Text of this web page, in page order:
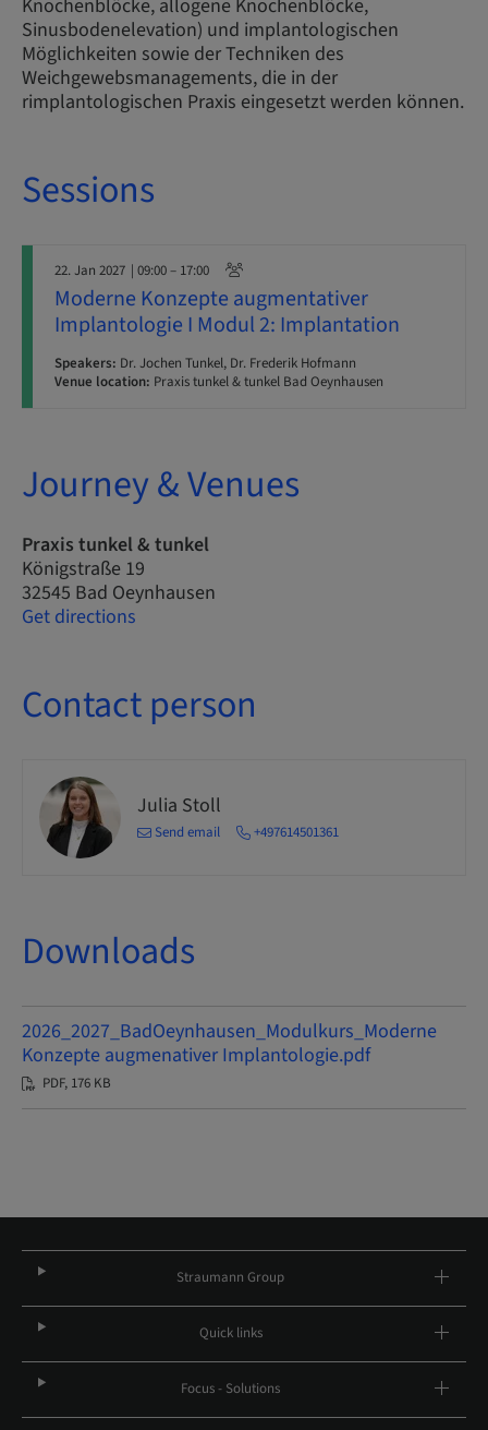
Knochenblöcke, allogene Knochenblöcke,
Sinusbodenelevation) und implantologischen
Möglichkeiten sowie der Techniken des
Weichgewebsmanagements, die in der
rimplantologischen Praxis eingesetzt werden können.
Sessions
22. Jan 2027 | 09:00 – 17:00
Moderne Konzepte augmentativer
Implantologie I Modul 2: Implantation
Speakers: Dr. Jochen Tunkel, Dr. Frederik Hofmann
Venue location: Praxis tunkel & tunkel Bad Oeynhausen
Journey & Venues
Praxis tunkel & tunkel
Königstraße 19
32545 Bad Oeynhausen
Get directions
Contact person
Julia Stoll
Send email +497614501361
Downloads
2026_2027_BadOeynhausen_Modulkurs_Moderne
Konzepte augmenativer Implantologie.pdf
PDF, 176 KB
Straumann Group
Quick links
Focus - Solutions